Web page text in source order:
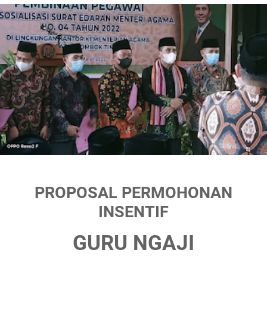
PROPOSAL PERMOHONAN
INSENTIF
GURU NGAJI